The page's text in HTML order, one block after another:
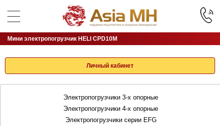
Личный кабинет
Электропогрузчики 3-х опорные
Электропогрузчики 4-х опорные
Электропогрузчики серии EFG
Мини электропогрузчик HELI CPD10M